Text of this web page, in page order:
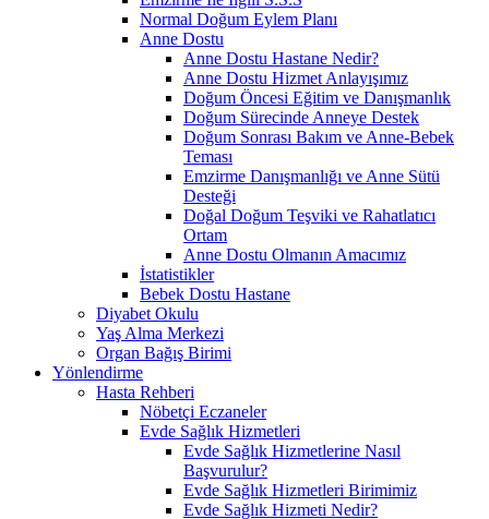
Normal Doğum Eylem Planı
Anne Dostu
Anne Dostu Hastane Nedir?
Anne Dostu Hizmet Anlayışımız
Doğum Öncesi Eğitim ve Danışmanlık
Doğum Sürecinde Anneye Destek
Doğum Sonrası Bakım ve Anne-Bebek
Teması
Emzirme Danışmanlığı ve Anne Sütü
Desteği
Doğal Doğum Teşviki ve Rahatlatıcı
Ortam
Anne Dostu Olmanın Amacımız
İstatistikler
Bebek Dostu Hastane
Diyabet Okulu
Yaş Alma Merkezi
Organ Bağış Birimi
Yönlendirme
Hasta Rehberi
Nöbetçi Eczaneler
Evde Sağlık Hizmetleri
Evde Sağlık Hizmetlerine Nasıl
Başvurulur?
Evde Sağlık Hizmetleri Birimimiz
Evde Sağlık Hizmeti Nedir?